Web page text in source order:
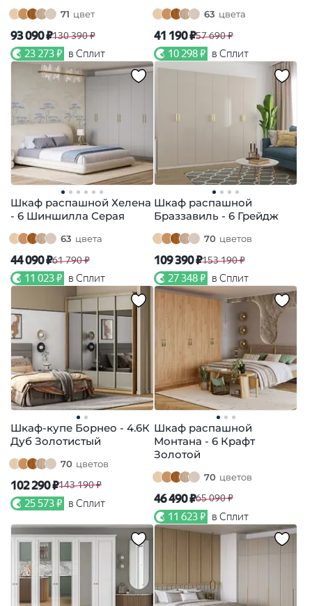
71 цвет
93 090 ₽130 390 ₽
23 273 ₽ в Сплит
63 цвета
41 190 ₽57 690 ₽
10 298 ₽ в Сплит
Шкаф распашной Хелена
- 6 Шиншилла Серая
63 цвета
44 090 ₽61 790 ₽
11 023 ₽ в Сплит
Шкаф распашной
Браззавиль - 6 Грейдж
70 цветов
109 390 ₽153 190 ₽
27 348 ₽ в Сплит
Шкаф-купе Борнео - 4.6К
Дуб Золотистый
70 цветов
102 290 ₽143 190 ₽
25 573 ₽ в Сплит
Шкаф распашной
Монтана - 6 Крафт
Золотой
70 цветов
46 490 ₽65 090 ₽
11 623 ₽ в Сплит